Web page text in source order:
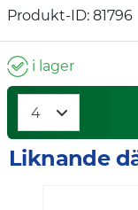
Produkt-ID: 81796
i lager
Liknande